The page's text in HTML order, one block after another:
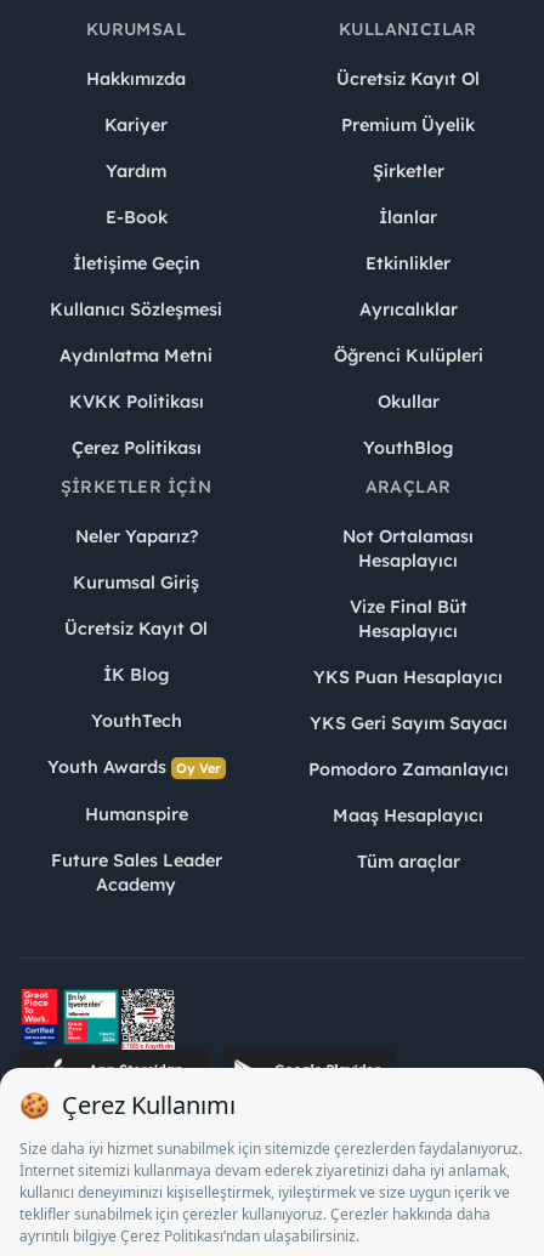
KURUMSAL
Hakkımızda
Kariyer
Yardım
E-Book
İletişime Geçin
Kullanıcı Sözleşmesi
Aydınlatma Metni
KVKK Politikası
Çerez Politikası
KULLANICILAR
Ücretsiz Kayıt Ol
Premium Üyelik
Şirketler
İlanlar
Etkinlikler
Ayrıcalıklar
Öğrenci Kulüpleri
Okullar
YouthBlog
ŞIRKETLER İÇIN
Neler Yaparız?
Kurumsal Giriş
Ücretsiz Kayıt Ol
İK Blog
YouthTech
Youth Awards Oy Ver
Humanspire
Future Sales Leader
Academy
ARAÇLAR
Not Ortalaması
Hesaplayıcı
Vize Final Büt
Hesaplayıcı
YKS Puan Hesaplayıcı
YKS Geri Sayım Sayacı
Pomodoro Zamanlayıcı
Maaş Hesaplayıcı
Tüm araçlar
STJ İnsan Kaynakları Bilişim ve Danışmanlık A.Ş. Özel İstihdam
Bürosu Olarak 13/05/2025 - 12/05/2028 tarihleri arasında
faaliyette bulunmak üzere, Türkiye İş Kurumu tarafından
18/04/2025 tarih ve 18095710 sayılı karar uyarınca 1078 nolu